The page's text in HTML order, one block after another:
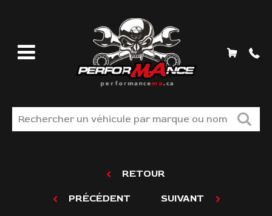
LIQUIDATION
RETOUR
PRÉCÉDENT SUIVANT